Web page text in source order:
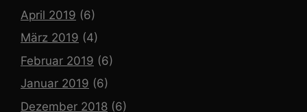
April 2019 (6)
März 2019 (4)
Februar 2019 (6)
Januar 2019 (6)
Dezember 2018 (6)